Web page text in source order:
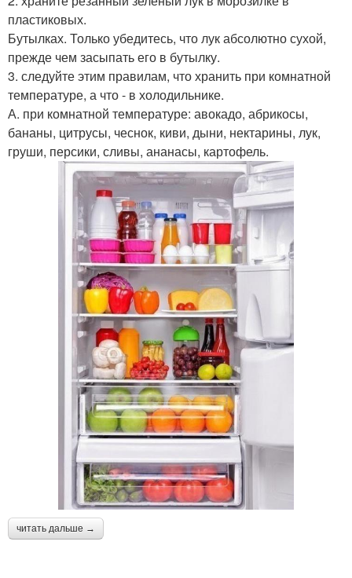
пластиковых.
Бутылках. Только убедитесь, что лук абсолютно сухой,
прежде чем засыпать его в бутылку.
3. следуйте этим правилам, что хранить при комнатной
температуре, а что - в холодильнике.
А. при комнатной температуре: авокадо, абрикосы,
бананы, цитрусы, чеснок, киви, дыни, нектарины, лук,
груши, персики, сливы, ананасы, картофель.
читать дальше →